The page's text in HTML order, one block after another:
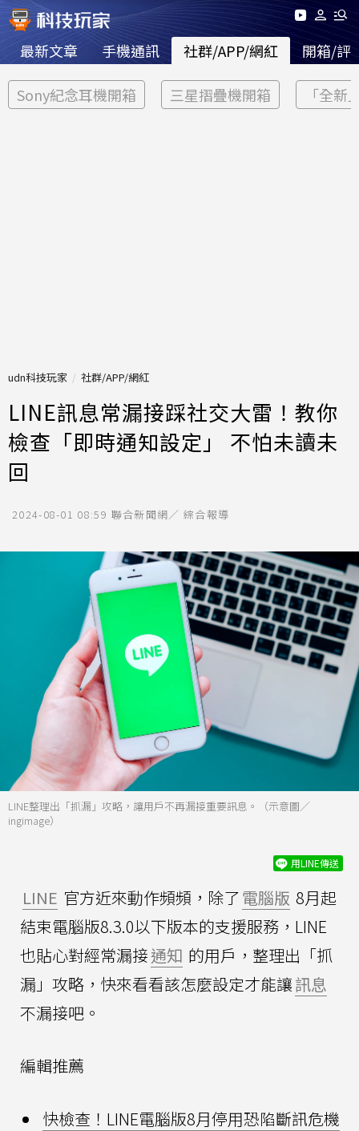
最新文章 手機通訊 社群/APP/網紅 開箱/評
Sony紀念耳機開箱 三星摺疊機開箱 「全新
udn科技玩家 社群/APP/網紅
LINE訊息常漏接踩社交大雷！教你
檢查「即時通知設定」 不怕未讀未
回
2024-08-01 08:59 聯合新聞網／ 綜合報導
LINE整理出「抓漏」攻略，讓用戶不再漏接重要訊息。（示意圖／
ingimage）
用LINE傳送
LINE 官方近來動作頻頻，除了電腦版 8月起
結束電腦版8.3.0以下版本的支援服務，LINE
也貼心對經常漏接通知 的用戶，整理出「抓
漏」攻略，快來看看該怎麼設定才能讓訊息
不漏接吧。
編輯推薦
快檢查！LINE電腦版8月停用恐陷斷訊危機